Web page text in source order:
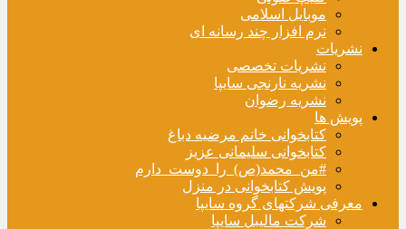
موبایل اسلامی
نرم افزار چند رسانه ای
نشریات
نشریات تخصصی
نشریه نارنجی سایپا
نشریه رضوان
پویش ها
کتابخوانی خانم مرضیه دباغ
کتابخوانی سلیمانی عزیز
#من_محمد(ص)_را_دوست_دارم
پویش کتابخوانی در منزل
معرفی شرکتهای گروه سایپا
شرکت مالیبل سایپا